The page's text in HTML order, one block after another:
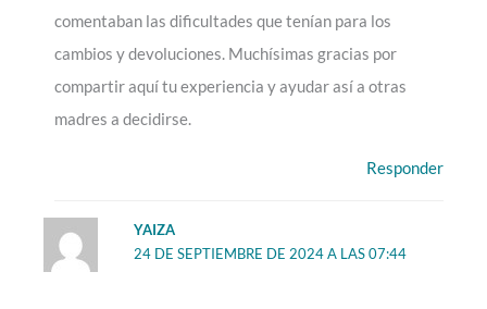
comentaban las dificultades que tenían para los
cambios y devoluciones. Muchísimas gracias por
compartir aquí tu experiencia y ayudar así a otras
madres a decidirse.
Responder
YAIZA
24 DE SEPTIEMBRE DE 2024 A LAS 07:44